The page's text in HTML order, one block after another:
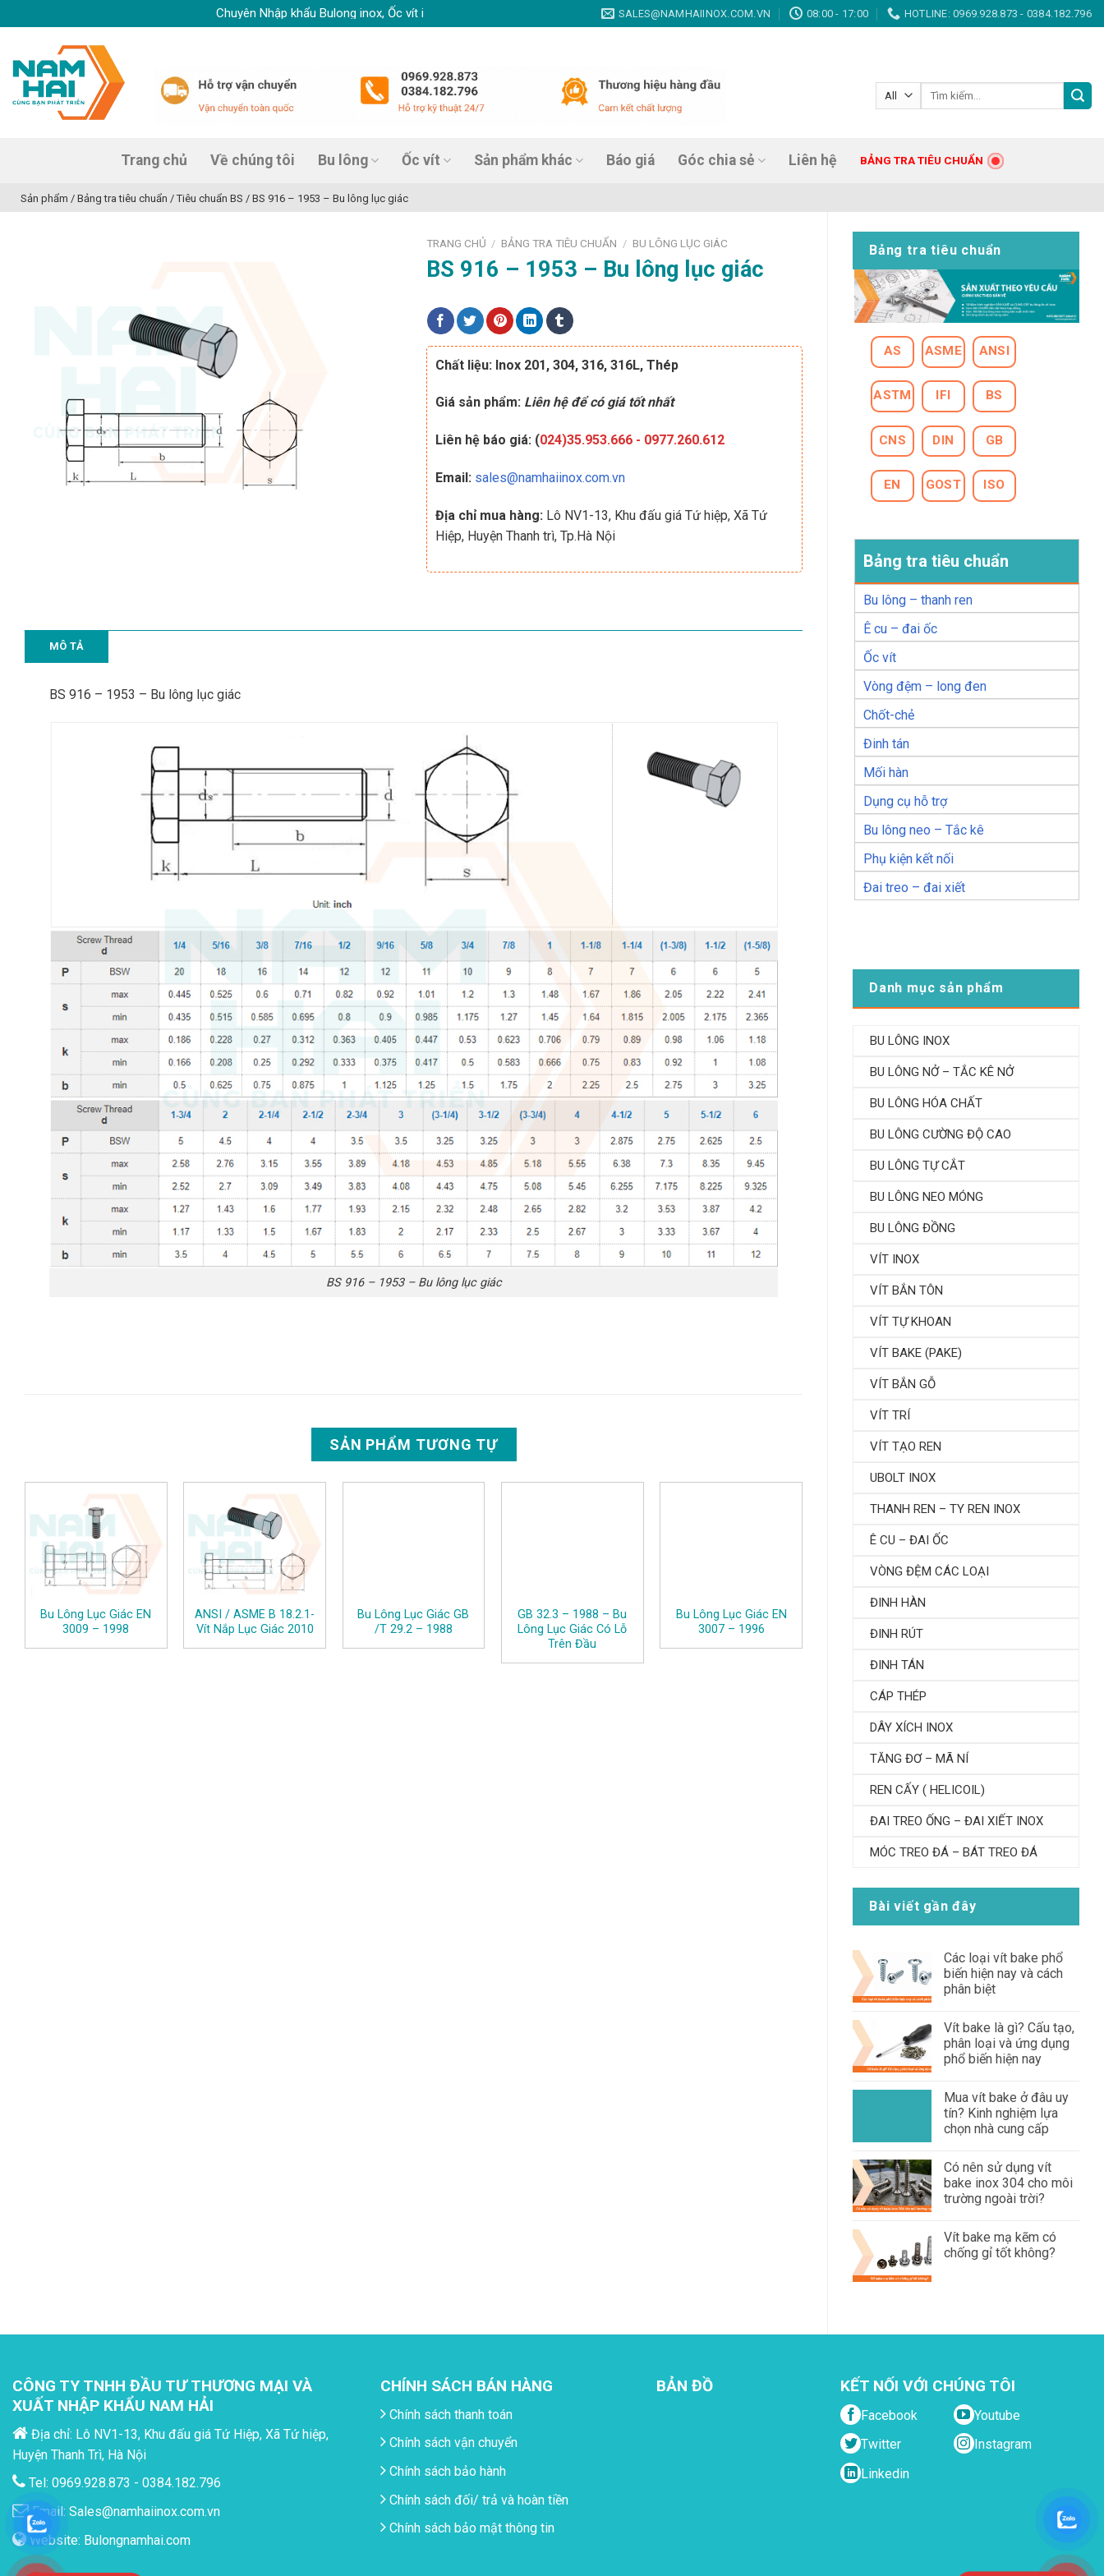
to
Chuyên Nhập khẩu Bulong inox, Ốc vít inox, Thanh ren inox, Nở đạn inox, Tắc kê nở inox, Vít tự khoan inox, Vít trí, Vít gỗ, Giá tốt nhất, Chất lượng hàng đầu!
SALES@NAMHAIINOX.COM.VN 08:00 - 17:00 HOTLINE: 0969.928.873 - 0384.182.796
Tìm
Trang chủ Về chúng tôi Bu lông Ốc vít Sản phẩm khác Báo giá Góc chia sẻ Liên hệ BẢNG TRA TIÊU CHUẨN
Sản phẩm / Bảng tra tiêu chuẩn /Tiêu chuẩn BS / BS 916 – 1953 – Bu lông lục giác
Bảng tra tiêu chuẩn
AS ASME ANSI
ASTM IFI BS
CNS DIN GB
EN GOST ISO
Bảng tra tiêu chuẩn
Bu lông – thanh ren
Ê cu – đai ốc
Ốc vít
Vòng đệm – long đen
Chốt-chẻ
Đinh tán
Mối hàn
Dụng cụ hỗ trợ
Bu lông neo – Tắc kê
Phụ kiện kết nối
Đai treo – đai xiết
Danh mục sản phẩm
BU LÔNG INOX
BU LÔNG NỞ – TẮC KÊ NỞ
BU LÔNG HÓA CHẤT
BU LÔNG CƯỜNG ĐỘ CAO
BU LÔNG TỰ CẮT
BU LÔNG NEO MÓNG
BU LÔNG ĐỒNG
VÍT INOX
VÍT BẮN TÔN
VÍT TỰ KHOAN
VÍT BAKE (PAKE)
VÍT BẮN GỖ
VÍT TRÍ
VÍT TẠO REN
UBOLT INOX
THANH REN – TY REN INOX
Ê CU – ĐAI ỐC
VÒNG ĐỆM CÁC LOẠI
ĐINH HÀN
ĐINH RÚT
ĐINH TÁN
CÁP THÉP
DÂY XÍCH INOX
TĂNG ĐƠ – MÃ NÍ
REN CẤY ( HELICOIL)
ĐAI TREO ỐNG – ĐAI XIẾT INOX
MÓC TREO ĐÁ – BÁT TREO ĐÁ
Bài viết gần đây
Các loại vít bake phổ
biến hiện nay và cách
phân biệt
Vít bake là gì? Cấu tạo,
phân loại và ứng dụng
phổ biến hiện nay
Mua vít bake ở đâu uy
tín? Kinh nghiệm lựa
chọn nhà cung cấp
Có nên sử dụng vít
bake inox 304 cho môi
trường ngoài trời?
Vít bake mạ kẽm có
chống gỉ tốt không?
TRANG CHỦ / BẢNG TRA TIÊU CHUẨN / BU LÔNG LỤC GIÁC
BS 916 – 1953 – Bu lông lục giác
Chất liệu: Inox 201, 304, 316, 316L, Thép
Giá sản phẩm: Liên hệ để có giá tốt nhất
Liên hệ báo giá: (024)35.953.666- 0977.260.612
Email: sales@namhaiinox.com.vn
Địa chỉ mua hàng: Lô NV1-13, Khu đấu giá Tứ hiệp, Xã Tứ
Hiệp, Huyện Thanh trì, Tp.Hà Nội
MÔ TẢ
BS 916 – 1953 – Bu lông lục giác
BS 916 – 1953 – Bu lông lục giác
SẢN PHẨM TƯƠNG TỰ
Bu Lông Lục Giác EN
3009 – 1998
ANSI / ASME B 18.2.1-
Vít Nắp Lục Giác 2010
Bu Lông Lục Giác GB
/T 29.2 – 1988
GB 32.3 – 1988 – Bu
Lông Lục Giác Có Lỗ
Trên Đầu
Bu Lông Lục Giác EN
3007 – 1996
Lông Đầu Lục Giác (2)
CÔNG TY TNHH ĐẦU TƯ THƯƠNG MẠI VÀ
XUẤT NHẬP KHẨU NAM HẢI
Địa chỉ: Lô NV1-13, Khu đấu giá Tứ Hiệp, Xã Tứ hiệp,
Huyện Thanh Trì, Hà Nội
Tel: 0969.928.873 - 0384.182.796
Email: Sales@namhaiinox.com.vn
Website: Bulongnamhai.com
CHÍNH SÁCH BÁN HÀNG
Chính sách thanh toán
Chính sách vận chuyển
Chính sách bảo hành
Chính sách đối/ trả và hoàn tiền
Chính sách bảo mật thông tin
BẢN ĐỒ KẾT NỐI VỚI CHÚNG TÔI
Facebook
Youtube
Twitter
Instagram
Linkedin